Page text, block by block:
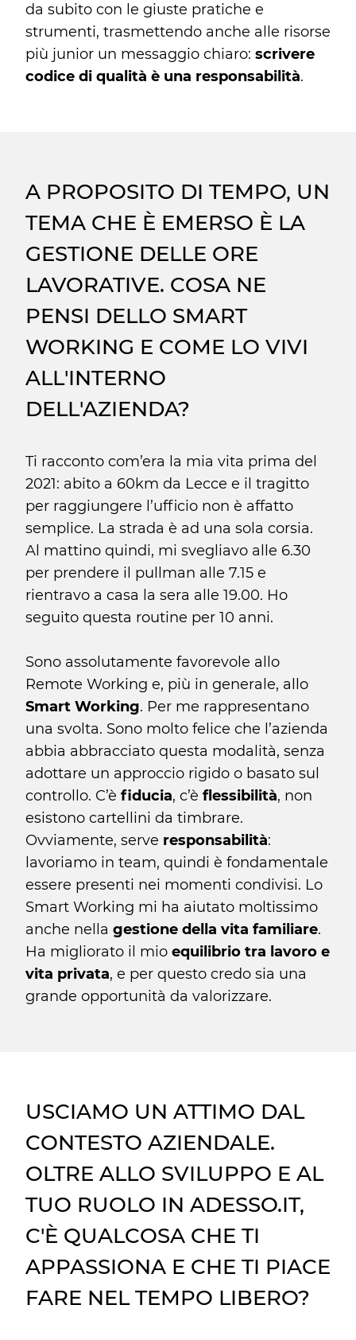
da subito con le giuste pratiche e
strumenti, trasmettendo anche alle risorse
più junior un messaggio chiaro: scrivere
codice di qualità è una responsabilità.
A PROPOSITO DI TEMPO, UN
TEMA CHE È EMERSO È LA
GESTIONE DELLE ORE
LAVORATIVE. COSA NE
PENSI DELLO SMART
WORKING E COME LO VIVI
ALL'INTERNO
DELL'AZIENDA?
Ti racconto com’era la mia vita prima del
2021: abito a 60km da Lecce e il tragitto
per raggiungere l’ufficio non è affatto
semplice. La strada è ad una sola corsia.
Al mattino quindi, mi svegliavo alle 6.30
per prendere il pullman alle 7.15 e
rientravo a casa la sera alle 19.00. Ho
seguito questa routine per 10 anni.
Sono assolutamente favorevole allo
Remote Working e, più in generale, allo
Smart Working. Per me rappresentano
una svolta. Sono molto felice che l’azienda
abbia abbracciato questa modalità, senza
adottare un approccio rigido o basato sul
controllo. C’è fiducia, c’è flessibilità, non
esistono cartellini da timbrare.
Ovviamente, serve responsabilità:
lavoriamo in team, quindi è fondamentale
essere presenti nei momenti condivisi. Lo
Smart Working mi ha aiutato moltissimo
anche nella gestione della vita familiare.
Ha migliorato il mio equilibrio tra lavoro e
vita privata, e per questo credo sia una
grande opportunità da valorizzare.
USCIAMO UN ATTIMO DAL
CONTESTO AZIENDALE.
OLTRE ALLO SVILUPPO E AL
TUO RUOLO IN ADESSO.IT,
C'È QUALCOSA CHE TI
APPASSIONA E CHE TI PIACE
FARE NEL TEMPO LIBERO?